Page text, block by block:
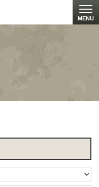
MENU